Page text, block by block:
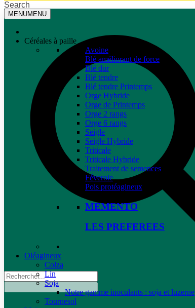
Search
MENUMENU
Céréales à paille
Avoine
Blé améliorant de force
Blé dur
Blé tendre
Blé tendre Printemps
Orge Hybride
Orge de Printemps
Orge 2 rangs
Orge 6 rangs
Seigle
Seigle Hybride
Triticale
Triticale Hybride
Traitement de semences
Féverole
Pois protéagineux
MEMENTO
LES PREFEREES
Oléagineux
Colza
Lin
Soja
Notre gamme inoculants : soja et luzerne
Tournesol